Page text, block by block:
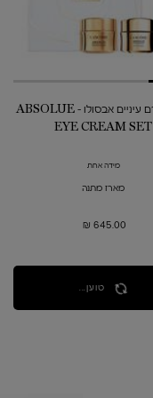
מארז קרם עיניים אבסולו - ABSOLUE
EYE CREAM SET
מידה אחת
מארז מתנה
645.00 ₪
טוען...